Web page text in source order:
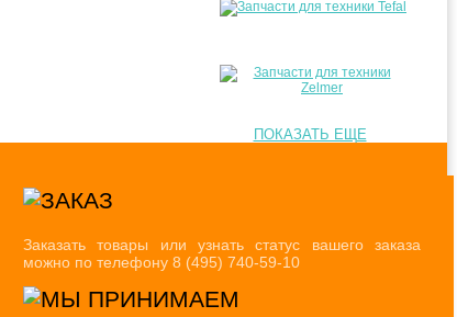
ПОКАЗАТЬ ЕЩЕ
Заказать товары или узнать статус вашего заказа
можно по телефону 8 (495) 740-59-10